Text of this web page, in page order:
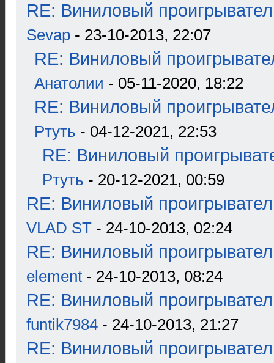
RE: Виниловый
Sevap - 23-10-2013, 22:07
RE: Виниловый
Анатолии - 05-11-2020, 18:22
RE: Виниловый
Ртуть - 04-12-2021, 22:53
RE: Виниловый
Ртуть - 20-12-2021, 00:59
RE: Виниловый
VLAD ST - 24-10-2013, 02:24
RE: Виниловый
element - 24-10-2013, 08:24
RE: Виниловый
funtik7984 - 24-10-2013, 21:27
RE: Виниловый